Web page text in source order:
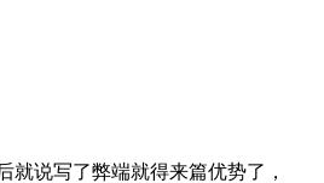
说写了弊端就得来篇优势了，